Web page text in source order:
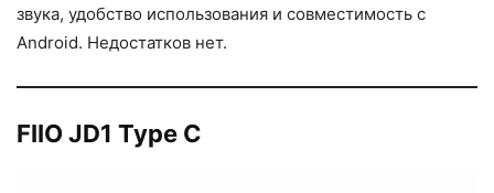
звука, удобство использования и совместимость с
Android. Недостатков нет.
FIIO JD1 Type C